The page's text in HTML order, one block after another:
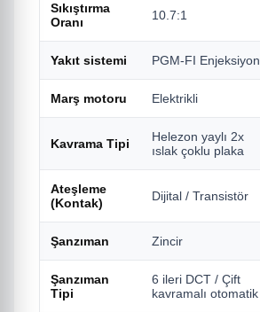
Sıkıştırma
Oranı
10.7:1
Yakıt sistemi PGM-FI Enjeksiyon
Marş motoru Elektrikli
Kavrama Tipi
Helezon yaylı 2x
ıslak çoklu plaka
Ateşleme
(Kontak)
Dijital / Transistör
Şanzıman Zincir
Şanzıman
Tipi
6 ileri DCT / Çift
kavramalı otomatik